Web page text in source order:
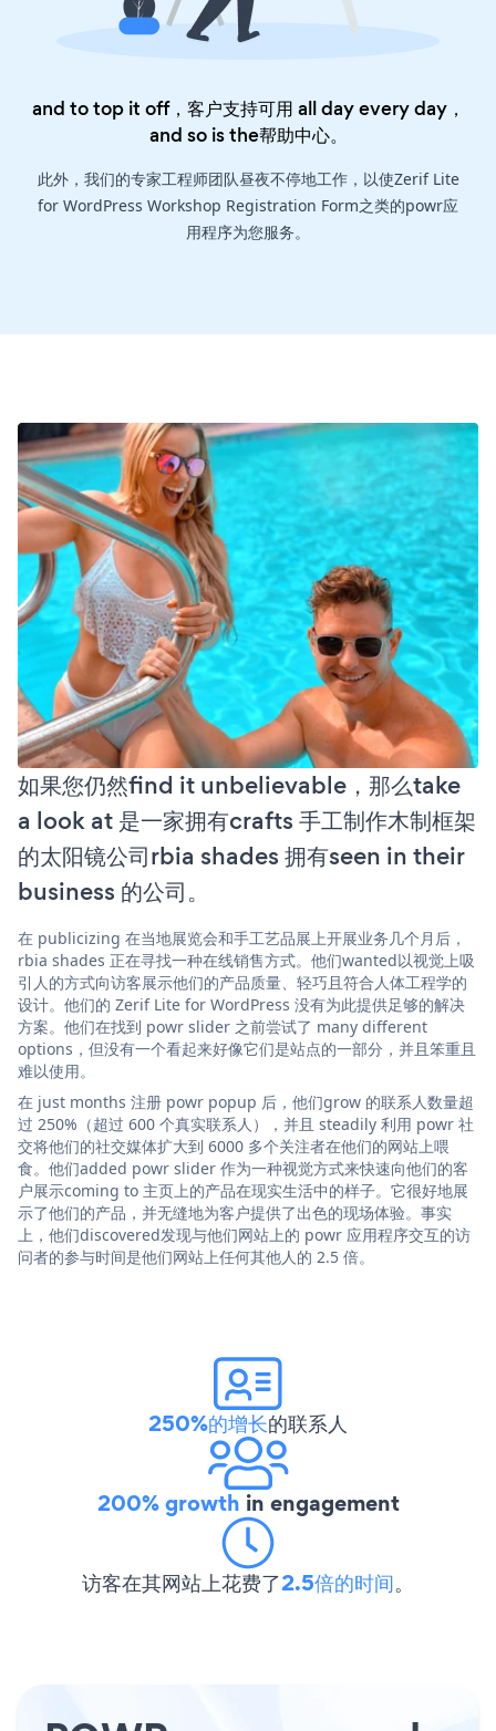
and to top it off，客户支持可用 all day every day，
and so is the帮助中心。
此外，我们的专家工程师团队昼夜不停地工作，以使Zerif Lite
for WordPress Workshop Registration Form之类的powr应
用程序为您服务。
如果您仍然find it unbelievable，那么take
a look at 是一家拥有crafts 手工制作木制框架
的太阳镜公司rbia shades 拥有seen in their
business 的公司。
在 publicizing 在当地展览会和手工艺品展上开展业务几个月后，
rbia shades 正在寻找一种在线销售方式。他们wanted以视觉上吸
引人的方式向访客展示他们的产品质量、轻巧且符合人体工程学的
设计。他们的 Zerif Lite for WordPress 没有为此提供足够的解决
方案。他们在找到 powr slider 之前尝试了 many different
options，但没有一个看起来好像它们是站点的一部分，并且笨重且
难以使用。
在 just months 注册 powr popup 后，他们grow 的联系人数量超
过 250%（超过 600 个真实联系人），并且 steadily 利用 powr 社
交将他们的社交媒体扩大到 6000 多个关注者在他们的网站上喂
食。他们added powr slider 作为一种视觉方式来快速向他们的客
户展示coming to 主页上的产品在现实生活中的样子。它很好地展
示了他们的产品，并无缝地为客户提供了出色的现场体验。事实
上，他们discovered发现与他们网站上的 powr 应用程序交互的访
问者的参与时间是他们网站上任何其他人的 2.5 倍。
250%的增长的联系人
200% growth in engagement
访客在其网站上花费了2.5倍的时间。